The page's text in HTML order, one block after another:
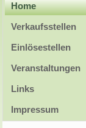
Home
Verkaufsstellen
Einlösestellen
Veranstaltungen
Links
Impressum